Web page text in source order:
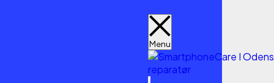
Mobil dataredning efter skade: hvad